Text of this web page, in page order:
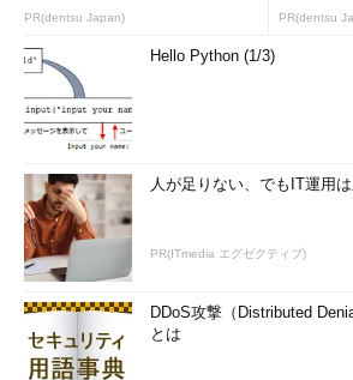
PR(dentsu Japan) PR(dentsu
Hello Python (1/3)
人が足りない、でもIT運用
PR(ITmedia エグゼクティブ)
DDoS攻撃（Distributed
とは